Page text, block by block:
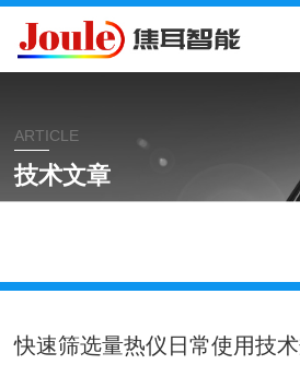
ARTICLE
技术文章
快速筛选量热仪日常使用技